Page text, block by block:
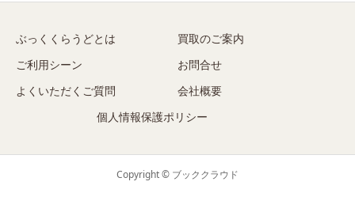
ぶっくくらうどとは 買取のご案内
ご利用シーン お問合せ
よくいただくご質問 会社概要
個人情報保護ポリシー
Copyright © ブッククラウド
電話で問い合わせ LINEで問い合わせ